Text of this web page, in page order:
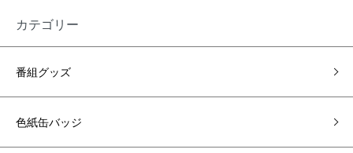
カテゴリー
番組グッズ
色紙缶バッジ